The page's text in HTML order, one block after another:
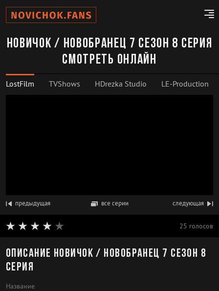
Новичок / Новобранец 7 сезон 8 серия
смотреть онлайн
LostFilm TVShows HDrezka Studio LE-Production
предыдущая все серии следующая
25 голосов
Описание Новичок / Новобранец 7 сезон 8
серия
Название